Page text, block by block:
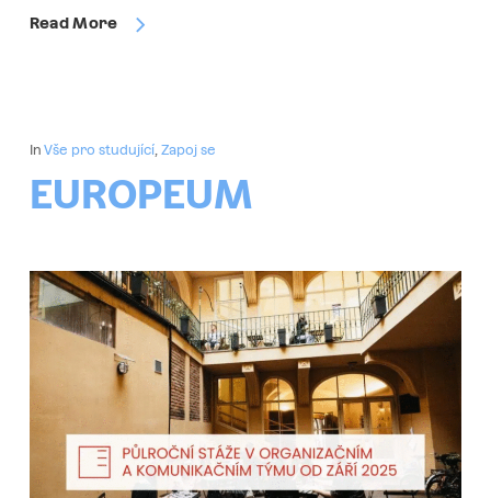
Read More
In Vše pro studující, Zapoj se
EUROPEUM